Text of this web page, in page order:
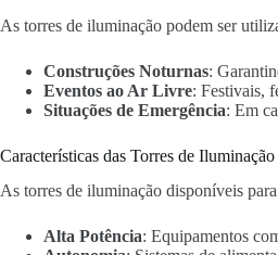
As torres de iluminação podem ser
Construções Noturnas:
Eventos ao Ar Livre: Festivais,
Situações de Emergência: Em
Características das Torres de Iluminação
As torres de iluminação disponíveis
Alta Potência: Equipamentos